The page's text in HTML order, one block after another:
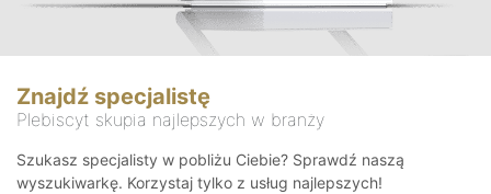
Znajdź specjalistę
Plebiscyt skupia najlepszych w branży
Szukasz specjalisty w pobliżu Ciebie? Sprawdź naszą
wyszukiwarkę. Korzystaj tylko z usług najlepszych!